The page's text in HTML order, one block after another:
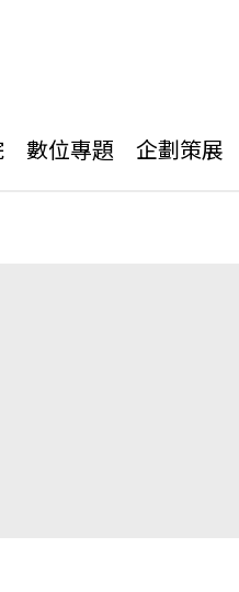
數位專題 企劃策展